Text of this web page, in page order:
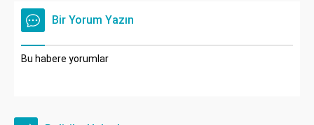
Bir Yorum Yazın
Bu habere yorumlar